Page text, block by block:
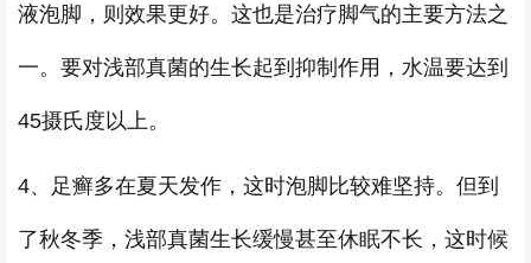
液泡脚，则效果更好。这也是治疗脚气的主要方法之
一。要对浅部真菌的生长起到抑制作用，水温要达到
45摄氏度以上。
4、足癣多在夏天发作，这时泡脚比较难坚持。但到
了秋冬季，浅部真菌生长缓慢甚至休眠不长，这时候